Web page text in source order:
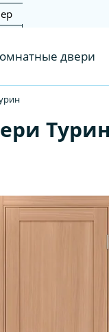
двери
Турин